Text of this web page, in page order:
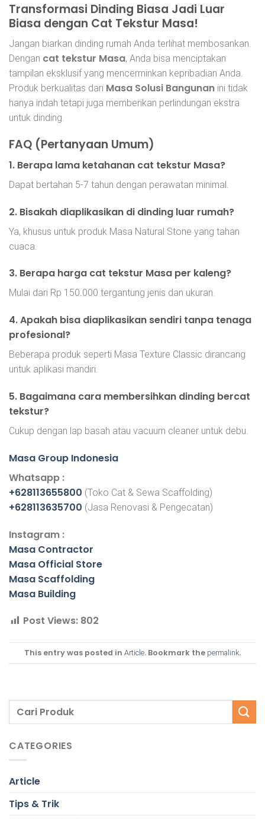
Transformasi Dinding Biasa Jadi Luar
Biasa dengan Cat Tekstur Masa!
Jangan biarkan dinding rumah Anda terlihat membosankan.
Dengan cat tekstur Masa, Anda bisa menciptakan
tampilan eksklusif yang mencerminkan kepribadian Anda.
Produk berkualitas dari Masa Solusi Bangunan ini tidak
hanya indah tetapi juga memberikan perlindungan ekstra
untuk dinding.
FAQ (Pertanyaan Umum)
1. Berapa lama ketahanan cat tekstur Masa?
Dapat bertahan 5-7 tahun dengan perawatan minimal.
2. Bisakah diaplikasikan di dinding luar rumah?
Ya, khusus untuk produk Masa Natural Stone yang tahan
cuaca.
3. Berapa harga cat tekstur Masa per kaleng?
Mulai dari Rp 150.000 tergantung jenis dan ukuran.
4. Apakah bisa diaplikasikan sendiri tanpa tenaga
profesional?
Beberapa produk seperti Masa Texture Classic dirancang
untuk aplikasi mandiri.
5. Bagaimana cara membersihkan dinding bercat
tekstur?
Cukup dengan lap basah atau vacuum cleaner untuk debu.
Masa Group Indonesia
Whatsapp :
+628113655800 (Toko Cat & Sewa Scaffolding)
+628113635700 (Jasa Renovasi & Pengecatan)
Instagram :
Masa Contractor
Masa Official Store
Masa Scaffolding
Masa Building
Post Views: 802
This entry was posted in Article. Bookmark the permalink.
CATEGORIES
Article
Tips & Trik